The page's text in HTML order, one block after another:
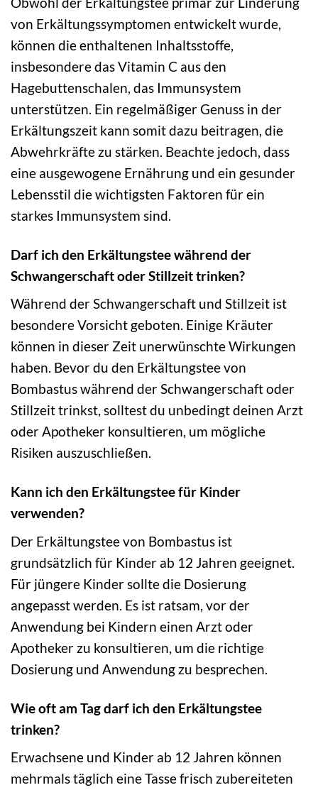
von Erkältungssymptomen entwickelt wurde,
können die enthaltenen Inhaltsstoffe,
insbesondere das Vitamin C aus den
Hagebuttenschalen, das Immunsystem
unterstützen. Ein regelmäßiger Genuss in der
Erkältungszeit kann somit dazu beitragen, die
Abwehrkräfte zu stärken. Beachte jedoch, dass
eine ausgewogene Ernährung und ein gesunder
Lebensstil die wichtigsten Faktoren für ein
starkes Immunsystem sind.
Darf ich den Erkältungstee während der
Schwangerschaft oder Stillzeit trinken?
Während der Schwangerschaft und Stillzeit ist
besondere Vorsicht geboten. Einige Kräuter
können in dieser Zeit unerwünschte Wirkungen
haben. Bevor du den Erkältungstee von
Bombastus während der Schwangerschaft oder
Stillzeit trinkst, solltest du unbedingt deinen Arzt
oder Apotheker konsultieren, um mögliche
Risiken auszuschließen.
Kann ich den Erkältungstee für Kinder
verwenden?
Der Erkältungstee von Bombastus ist
grundsätzlich für Kinder ab 12 Jahren geeignet.
Für jüngere Kinder sollte die Dosierung
angepasst werden. Es ist ratsam, vor der
Anwendung bei Kindern einen Arzt oder
Apotheker zu konsultieren, um die richtige
Dosierung und Anwendung zu besprechen.
Wie oft am Tag darf ich den Erkältungstee
trinken?
Erwachsene und Kinder ab 12 Jahren können
mehrmals täglich eine Tasse frisch zubereiteten